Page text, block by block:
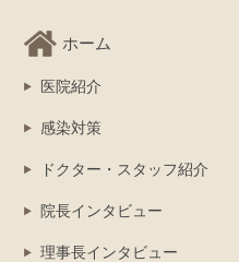
ホーム
医院紹介
感染対策
ドクター・スタッフ紹介
院長インタビュー
理事長インタビュー